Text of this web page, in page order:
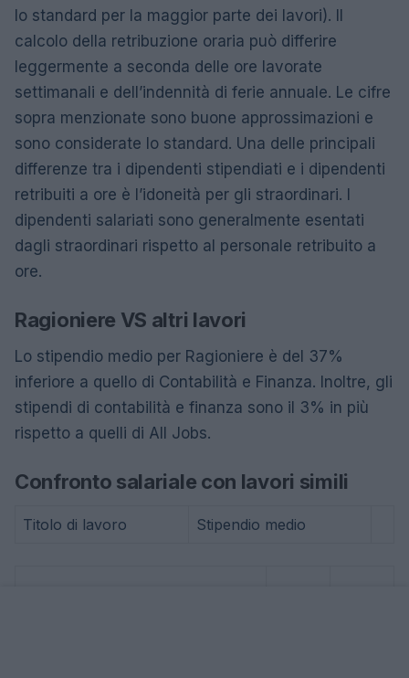
lo standard per la maggior parte dei lavori). Il
calcolo della retribuzione oraria può differire
leggermente a seconda delle ore lavorate
settimanali e dell’indennità di ferie annuale. Le cifre
sopra menzionate sono buone approssimazioni e
sono considerate lo standard. Una delle principali
differenze tra i dipendenti stipendiati e i dipendenti
retribuiti a ore è l’idoneità per gli straordinari. I
dipendenti salariati sono generalmente esentati
dagli straordinari rispetto al personale retribuito a
ore.
Ragioniere VS altri lavori
Lo stipendio medio per Ragioniere è del 37%
inferiore a quello di Contabilità e Finanza. Inoltre, gli
stipendi di contabilità e finanza sono il 3% in più
rispetto a quelli di All Jobs.
Confronto salariale con lavori simili
Titolo di lavoro Stipendio medio